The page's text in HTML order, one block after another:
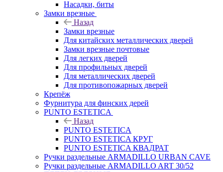
Насадки, биты
Замки врезные
Назад
Замки врезные
Для китайских металлических дверей
Замки врезные почтовые
Для легких дверей
Для профильных дверей
Для металлических дверей
Для противопожарных дверей
Крепёж
Фурнитура для финских дерей
PUNTO ESTETICA
Назад
PUNTO ESTETICA
PUNTO ESTETICA КРУГ
PUNTO ESTETICA КВАДРАТ
Ручки раздельные ARMADILLO URBAN CAVE
Ручки раздельные ARMADILLO ART 30/52